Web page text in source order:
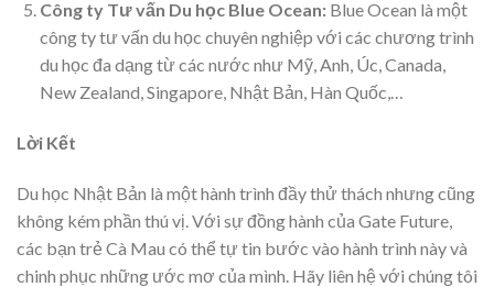
Công ty Tư vấn Du học Blue Ocean:Blue Ocean là một
công ty tư vấn du học chuyên nghiệp với các chương trình
du học đa dạng từ các nước như Mỹ, Anh, Úc, Canada,
New Zealand, Singapore, Nhật Bản, Hàn Quốc,…
Lời Kết
Du học Nhật Bản là một hành trình đầy thử thách nhưng cũng
không kém phần thú vị. Với sự đồng hành của Gate Future,
các bạn trẻ Cà Mau có thể tự tin bước vào hành trình này và
chinh phục những ước mơ của mình. Hãy liên hệ với chúng tôi